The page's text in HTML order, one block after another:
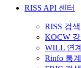
RISS API 센터
RISS 검
KOCW
WILL 연
Rinfo 통